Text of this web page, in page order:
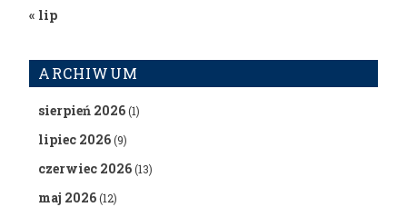
« lip
ARCHIWUM
sierpień 2026(1)
lipiec 2026(9)
czerwiec 2026(13)
maj 2026(12)